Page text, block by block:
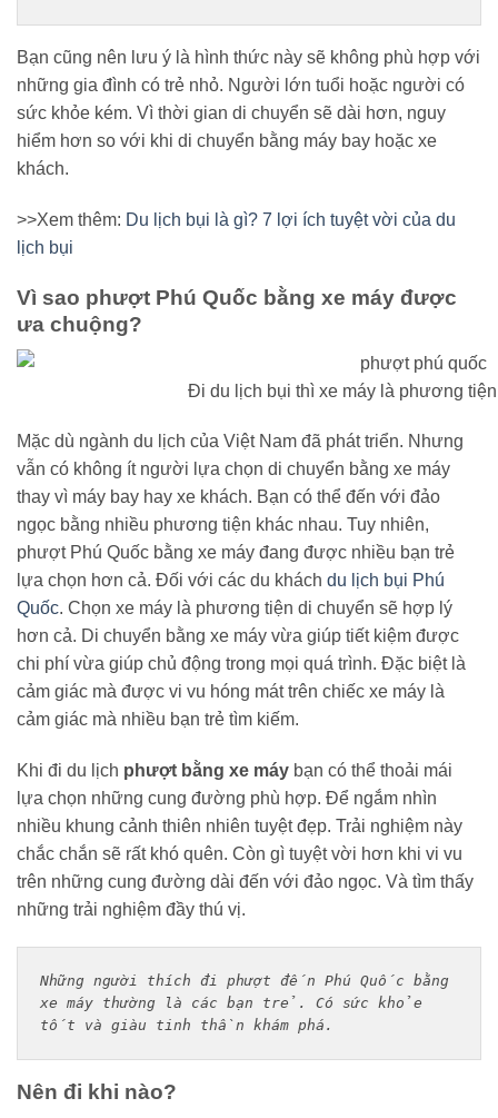
Bạn cũng nên lưu ý là hình thức này sẽ không phù hợp với
những gia đình có trẻ nhỏ. Người lớn tuổi hoặc người có
sức khỏe kém. Vì thời gian di chuyển sẽ dài hơn, nguy
hiểm hơn so với khi di chuyển bằng máy bay hoặc xe
khách.
>>Xem thêm: Du lịch bụi là gì? 7 lợi ích tuyệt vời của du
lịch bụi
Vì sao phượt Phú Quốc bằng xe máy được
ưa chuộng?
Đi du lịch bụi thì xe máy là phương
Mặc dù ngành du lịch của Việt Nam đã phát triển. Nhưng
vẫn có không ít người lựa chọn di chuyển bằng xe máy
thay vì máy bay hay xe khách. Bạn có thể đến với đảo
ngọc bằng nhiều phương tiện khác nhau. Tuy nhiên,
phượt Phú Quốc bằng xe máy đang được nhiều bạn trẻ
lựa chọn hơn cả. Đối với các du khách du lịch bụi Phú
Quốc. Chọn xe máy là phương tiện di chuyển sẽ hợp lý
hơn cả. Di chuyển bằng xe máy vừa giúp tiết kiệm được
chi phí vừa giúp chủ động trong mọi quá trình. Đặc biệt là
cảm giác mà được vi vu hóng mát trên chiếc xe máy là
cảm giác mà nhiều bạn trẻ tìm kiếm.
Khi đi du lịch phượt bằng xe máy bạn có thể thoải mái
lựa chọn những cung đường phù hợp. Để ngắm nhìn
nhiều khung cảnh thiên nhiên tuyệt đẹp. Trải nghiệm này
chắc chắn sẽ rất khó quên. Còn gì tuyệt vời hơn khi vi vu
trên những cung đường dài đến với đảo ngọc. Và tìm thấy
những trải nghiệm đầy thú vị.
Những người thích đi phượt đến Phú Quốc bằng
xe máy thường là các bạn trẻ. Có sức khỏe
tốt và giàu tinh thần khám phá.
Nên đi khi nào?